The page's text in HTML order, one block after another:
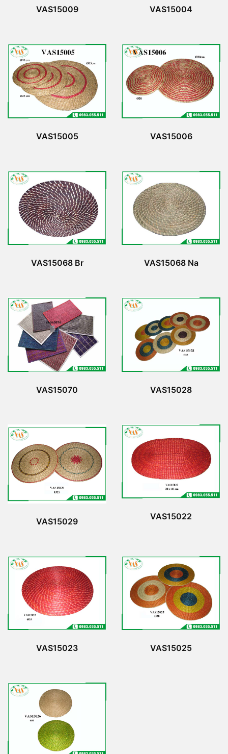
VAS15009 VAS15004
VAS15005 VAS15006
VAS15068 Br VAS15068 Na
VAS15070 VAS15028
VAS15029 VAS15022
VAS15023 VAS15025